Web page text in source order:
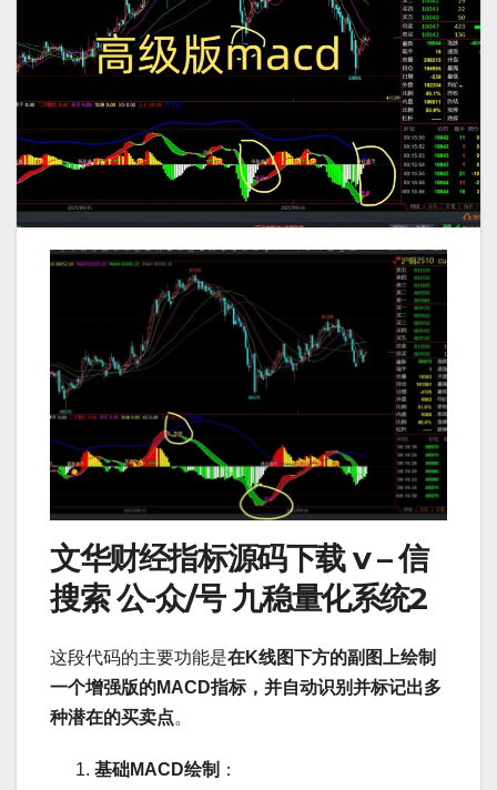
文华财经指标源码下载 v – 信
搜索 公-众/号 九稳量化系统2
这段代码的主要功能是在K线图下方的副图上绘制
一个增强版的MACD指标，并自动识别并标记出多
种潜在的买卖点。
基础MACD绘制 ：